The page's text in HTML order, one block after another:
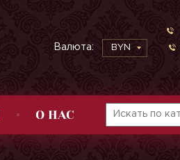
Валюта: BYN
О НАС